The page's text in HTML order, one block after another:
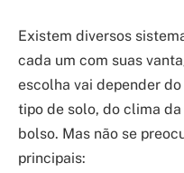
Existem diversos
cada um com suas
escolha vai depender
tipo de solo, do clima
bolso. Mas não se
principais: